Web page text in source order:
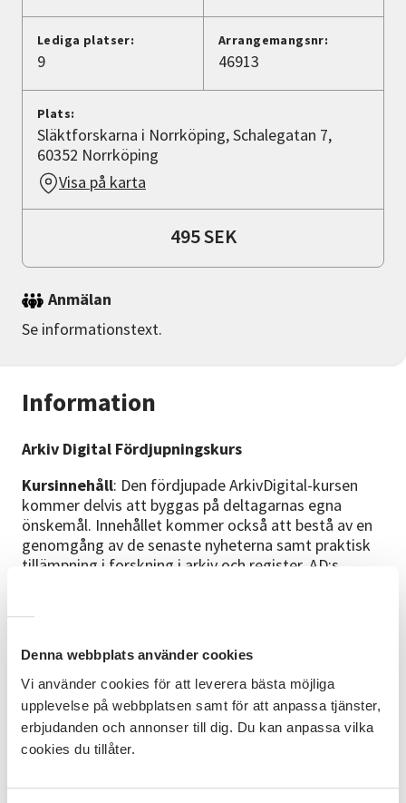
Denna webbplats använder cookies
Vi använder cookies för att leverera bästa möjliga
upplevelse på webbplatsen samt för att anpassa tjänster,
erbjudanden och annonser till dig. Du kan anpassa vilka
cookies du tillåter.
Information
Arkiv Digital Fördjupningskurs
Kursinnehåll: Den fördjupade ArkivDigital-kursen
kommer delvis att byggas på deltagarnas egna
önskemål. Innehållet kommer också att bestå av en
genomgång av de senaste nyheterna samt praktisk
tillämpning i forskning i arkiv och register. AD:s
Förkunskaper
grundkurs.
OBS
: Kursdeltagande hos Släktforskarna i
Norrköping, fordrar ett medlemskap i föreningen till
en kostnad på 325 kronor. Som medlem får du
tillgång till vår forskarsal med erfarna värdar som
Lediga platser:
9
Arrangemangsnr:
46913
Plats:
Släktforskarna i Norrköping, Schalegatan 7,
60352 Norrköping
Visa på karta
495 SEK
Anmälan
Se informationstext.